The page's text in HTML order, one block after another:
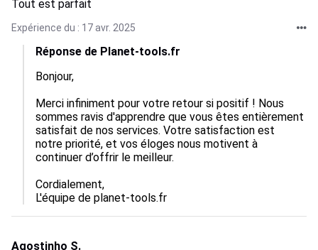
Tout est parfait
Expérience du : 17 avr. 2025
Réponse de Planet-tools.fr
Bonjour,
Merci infiniment pour votre retour si positif ! Nous
sommes ravis d'apprendre que vous êtes entièrement
satisfait de nos services. Votre satisfaction est
notre priorité, et vos éloges nous motivent à
continuer d’offrir le meilleur.
Cordialement,
L'équipe de planet-tools.fr
Agostinho S.